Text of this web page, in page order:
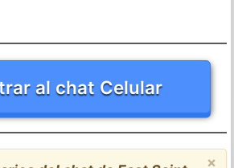
al chat Celular
×